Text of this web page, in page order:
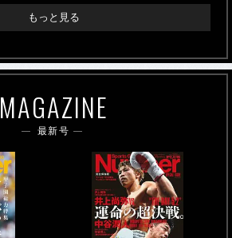
もっと見る
MAGAZINE
最新号